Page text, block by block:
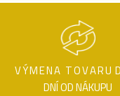
VÝMENA TOVARU
DNÍ OD NÁKUPU